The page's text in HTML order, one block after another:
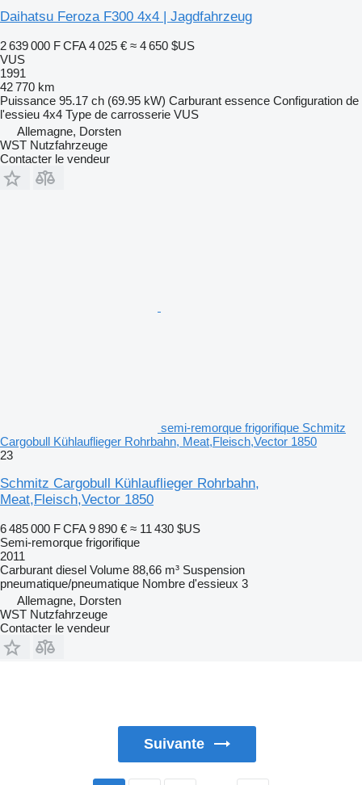
Daihatsu Feroza F300 4x4 | Jagdfahrzeug
2 639 000 F CFA 4 025 € ≈ 4 650 $US
VUS
1991
42 770 km
Puissance 95.17 ch (69.95 kW) Carburant essence Configuration de
l'essieu 4x4 Type de carrosserie VUS
Allemagne, Dorsten
WST Nutzfahrzeuge
Contacter le vendeur
semi-remorque frigorifique Schmitz
Cargobull Kühlauflieger Rohrbahn, Meat,Fleisch,Vector 1850
23
Schmitz Cargobull Kühlauflieger Rohrbahn,
Meat,Fleisch,Vector 1850
6 485 000 F CFA 9 890 € ≈ 11 430 $US
Semi-remorque frigorifique
2011
Carburant diesel Volume 88,66 m³ Suspension
pneumatique/pneumatique Nombre d'essieux 3
Allemagne, Dorsten
WST Nutzfahrzeuge
Contacter le vendeur
Suivante